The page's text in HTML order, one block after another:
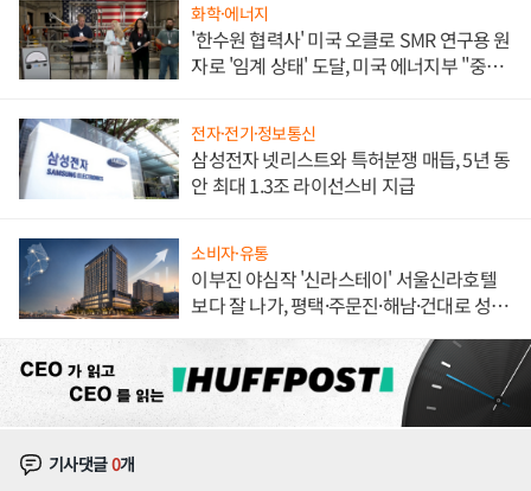
화학·에너지
'한수원 협력사' 미국 오클로 SMR 연구용 원
자로 '임계 상태' 도달, 미국 에너지부 "중요
전자·전기·정보통신
삼성전자 넷리스트와 특허분쟁 매듭, 5년 동
안 최대 1.3조 라이선스비 지급
소비자·유통
이부진 야심작 '신라스테이' 서울신라호텔
보다 잘 나가, 평택·주문진·해남·건대로 성
기사댓글0개